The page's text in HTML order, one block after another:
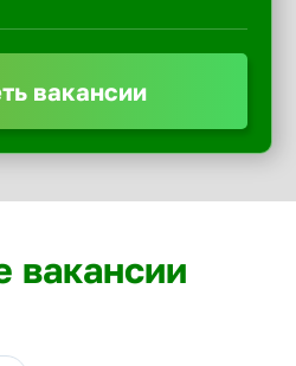
вакансии
вакансии